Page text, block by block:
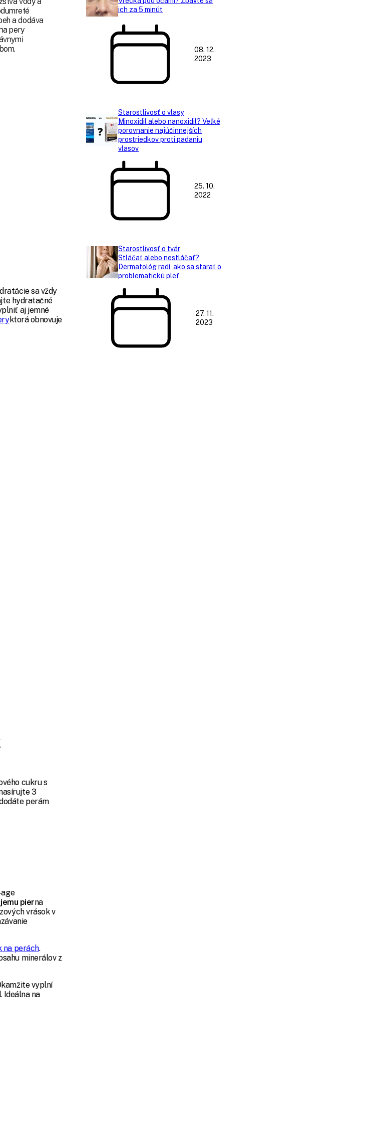
a dodáva
pery
sa vždy
hydratačné
aj jemné
ktorá obnovuje
cukru s
3
perám
pierna
vrások v
na perách.
minerálov z
vyplní
Ideálna na
ich za 5 minút
08. 12.
2023
Starostlivosť o vlasy
Minoxidil alebo nanoxidil? Veľké
porovnanie najúčinnejších
prostriedkov proti padaniu
vlasov
25. 10.
2022
Starostlivosť o tvár
Stláčať alebo nestláčať?
Dermatológ radí, ako sa starať o
problematickú pleť
27. 11.
2023